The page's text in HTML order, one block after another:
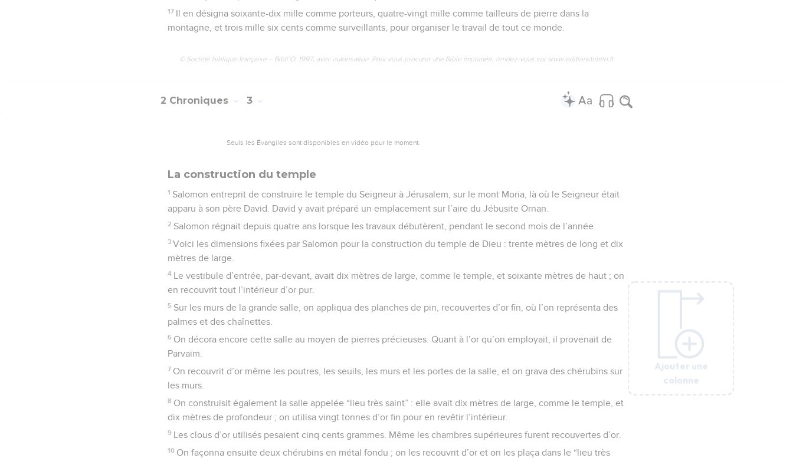
Ajouter une
colonne
17 Il en désigna soixante-dix mille comme porteurs, quatre-vingt mille comme tailleurs de pierre dans la
montagne, et trois mille six cents comme surveillants, pour organiser le travail de tout ce monde.
© Société biblique française – Bibli’O, 1997, avec autorisation. Pour vous procurer une Bible imprimée, rendez-vous sur www.editionsbiblio.fr
Ajouter une
colonne
2 Chroniques 3
Seuls les Évangiles sont disponibles en vidéo pour le moment.
La construction du temple
1 Salomon entreprit de construire le temple du Seigneur à Jérusalem, sur le mont Moria, là où le Seigneur était
apparu à son père David. David y avait préparé un emplacement sur l’aire du Jébusite Ornan.
2 Salomon régnait depuis quatre ans lorsque les travaux débutèrent, pendant le second mois de l’année.
3 Voici les dimensions fixées par Salomon pour la construction du temple de Dieu : trente mètres de long et dix
mètres de large.
4 Le vestibule d’entrée, par-devant, avait dix mètres de large, comme le temple, et soixante mètres de haut ; on
en recouvrit tout l’intérieur d’or pur.
5 Sur les murs de la grande salle, on appliqua des planches de pin, recouvertes d’or fin, où l’on représenta des
palmes et des chaînettes.
6 On décora encore cette salle au moyen de pierres précieuses. Quant à l’or qu’on employait, il provenait de
Parvaïm.
7 On recouvrit d’or même les poutres, les seuils, les murs et les portes de la salle, et on grava des chérubins sur
les murs.
8 On construisit également la salle appelée “lieu très saint” : elle avait dix mètres de large, comme le temple, et
dix mètres de profondeur ; on utilisa vingt tonnes d’or fin pour en revêtir l’intérieur.
9 Les clous d’or utilisés pesaient cinq cents grammes. Même les chambres supérieures furent recouvertes d’or.
10 On façonna ensuite deux chérubins en métal fondu ; on les recouvrit d’or et on les plaça dans le “lieu très
Ajouter une
colonne
Ajouter une
colonne
Ajouter une
colonne
Ajouter une
colonne